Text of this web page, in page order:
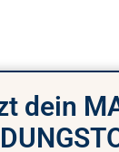
dein